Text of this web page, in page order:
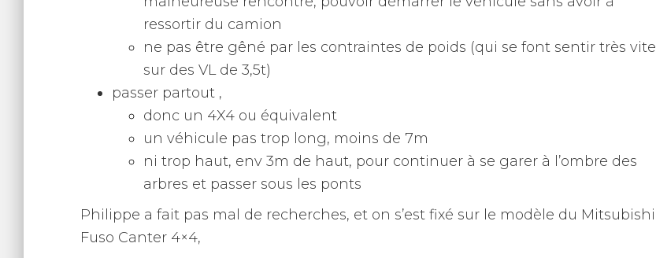
ressortir du camion
ne pas être gêné par les contraintes de poids (qui se font sentir très vite
sur des VL de 3,5t)
passer partout ,
donc un 4X4 ou équivalent
un véhicule pas trop long, moins de 7m
ni trop haut, env 3m de haut, pour continuer à se garer à l’ombre des
arbres et passer sous les ponts
Philippe a fait pas mal de recherches, et on s’est fixé sur le modèle du Mitsubishi
Fuso Canter 4×4,